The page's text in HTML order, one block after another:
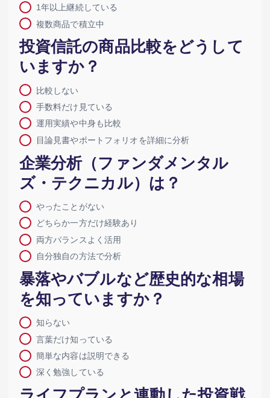
1年以上継続している
複数商品で積立中
投資信託の商品比較をどうして
いますか？
比較しない
手数料だけ見ている
運用実績や中身も比較
目論見書やポートフォリオを詳細に分析
企業分析（ファンダメンタル
ズ・テクニカル）は？
やったことがない
どちらか一方だけ経験あり
両方バランスよく活用
自分独自の方法で分析
暴落やバブルなど歴史的な相場
を知っていますか？
知らない
言葉だけ知っている
簡単な内容は説明できる
深く勉強している